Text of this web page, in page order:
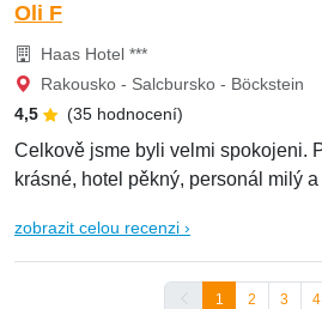
Oli F
Haas Hotel ***
Rakousko - Salcbursko - Böckstein
4,5
(35 hodnocení)
Celkově jsme byli velmi spokojeni.
krásné, hotel pěkný, personál milý
zobrazit celou recenzi ›
1 2 3 4